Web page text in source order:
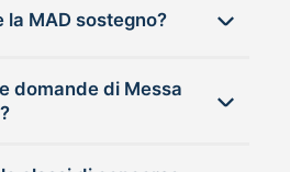
la MAD sostegno?
domande di Messa